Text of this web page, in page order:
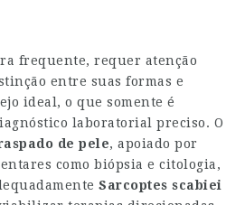
frequente, requer atenção
entre suas formas e
ideal, o que somente é
laboratorial preciso. O
de pele, apoiado por
como biópsia e citologia,
Sarcoptes scabiei